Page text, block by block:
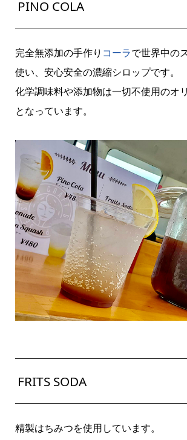
PINO COLA
完全無添加の手作り コーラで世界中の
使い、安心安全の濃縮シロップです。
化学調味料や添加物は一切不使用のオ
となっています。
FRITS SODA
精製はちみつを使用しています。